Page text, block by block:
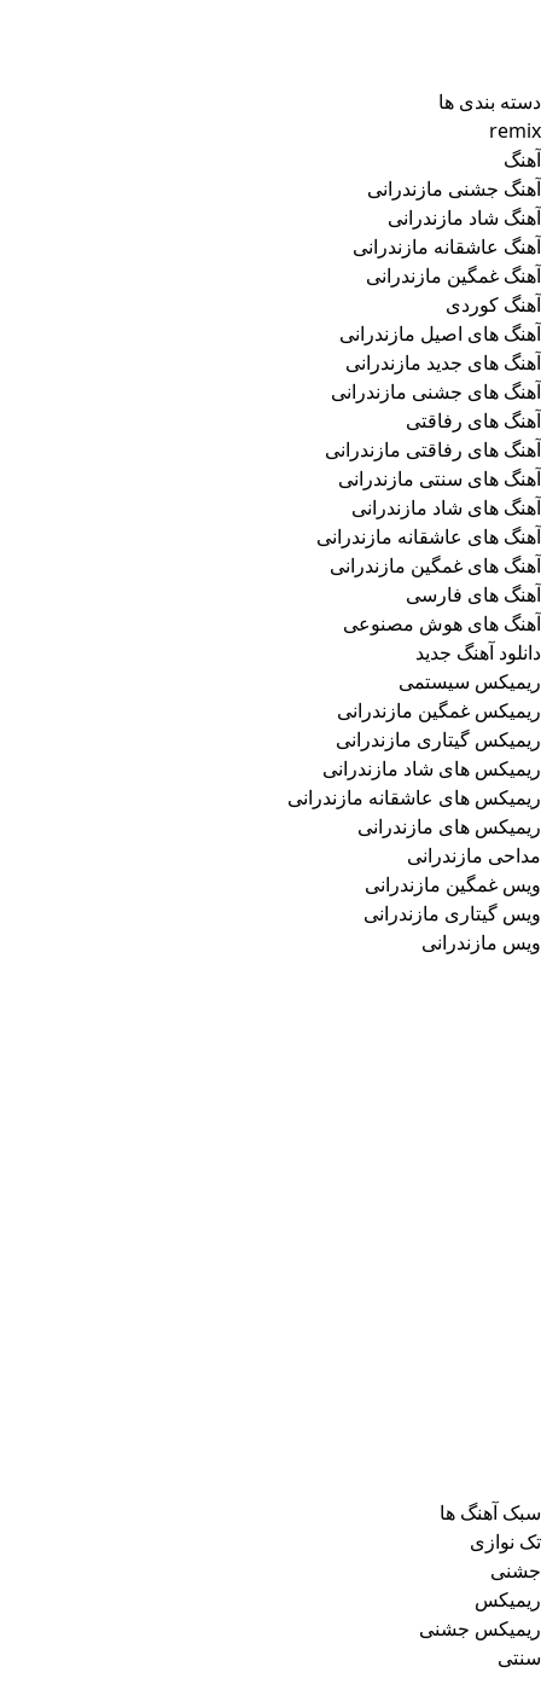
دسته بندی ها
remix
آهنگ
آهنگ جشنی مازندرانی
آهنگ شاد مازندرانی
آهنگ عاشقانه مازندرانی
آهنگ غمگین مازندرانی
آهنگ کوردی
آهنگ های اصیل مازندرانی
آهنگ های جدید مازندرانی
آهنگ های جشنی مازندرانی
آهنگ های رفاقتی
آهنگ های رفاقتی مازندرانی
آهنگ های سنتی مازندرانی
آهنگ های شاد مازندرانی
آهنگ های عاشقانه مازندرانی
آهنگ های غمگین مازندرانی
آهنگ های فارسی
آهنگ های هوش مصنوعی
دانلود آهنگ جدید
ریمیکس سیستمی
ریمیکس غمگین مازندرانی
ریمیکس گیتاری مازندرانی
ریمیکس های شاد مازندرانی
ریمیکس های عاشقانه مازندرانی
ریمیکس های مازندرانی
مداحی مازندرانی
ویس غمگین مازندرانی
ویس گیتاری مازندرانی
ویس مازندرانی
سبک آهنگ ها
تک نوازی
جشنی
ریمیکس
ریمیکس جشنی
سنتی